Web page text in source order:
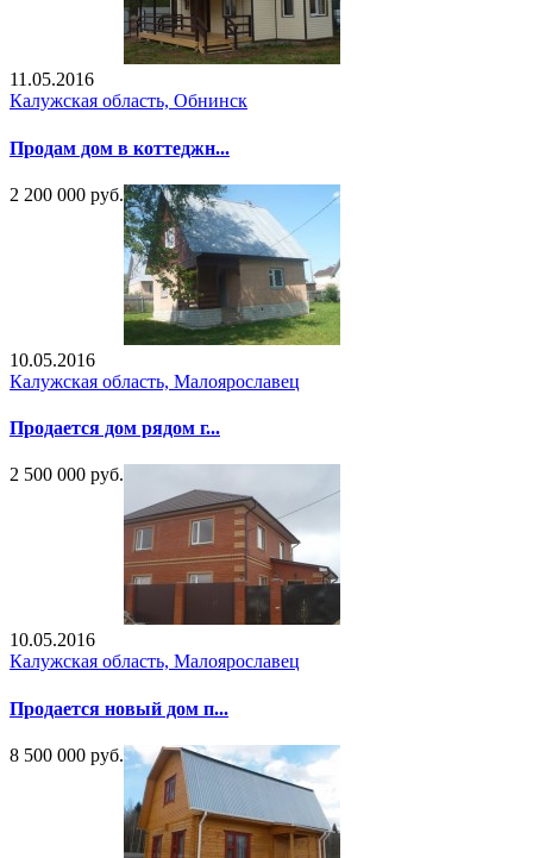
11.05.2016
Калужская область, Обнинск
Продам дом в коттеджн...
2 200 000 руб.
10.05.2016
Калужская область, Малоярославец
Продается дом рядом г...
2 500 000 руб.
10.05.2016
Калужская область, Малоярославец
Продается новый дом п...
8 500 000 руб.